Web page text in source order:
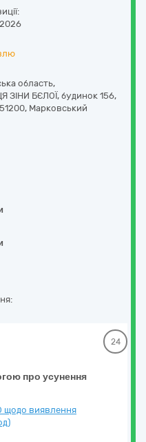
область,
ЗІНИ БЄЛОЇ, будинок 156,
51200, Марковський
про усунення
24
щодо виявлення